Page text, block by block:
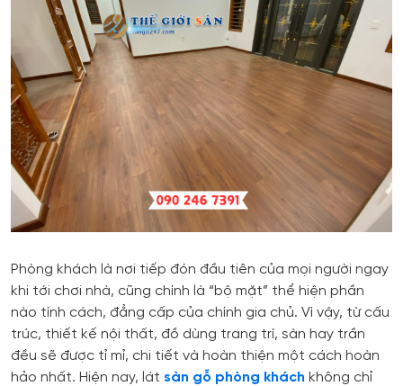
Phòng khách là nơi tiếp đón đầu tiên của mọi người ngay
khi tới chơi nhà, cũng chính là “bộ mặt” thể hiện phần
nào tính cách, đẳng cấp của chính gia chủ. Vì vậy, từ cấu
trúc, thiết kế nội thất, đồ dùng trang trí, sàn hay trần
đều sẽ được tỉ mỉ, chi tiết và hoàn thiện một cách hoàn
hảo nhất. Hiện nay, lát sàn gỗ phòng khách không chỉ